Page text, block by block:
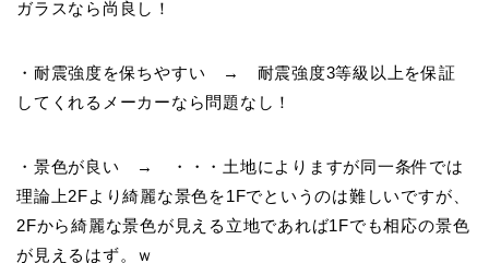
ガラスなら尚良し！
・耐震強度を保ちやすい → 耐震強度3等級以上を保証
してくれるメーカーなら問題なし！
・景色が良い → ・・・土地によりますが同一条件では
理論上2Fより綺麗な景色を1Fでというのは難しいですが、
2Fから綺麗な景色が見える立地であれば1Fでも相応の景色
が見えるはず。ｗ